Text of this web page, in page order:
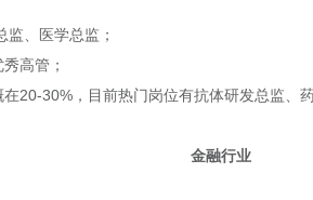
、医学总监；
高管；
20-30%，目前热门岗位有抗体研发总监、
金融行业